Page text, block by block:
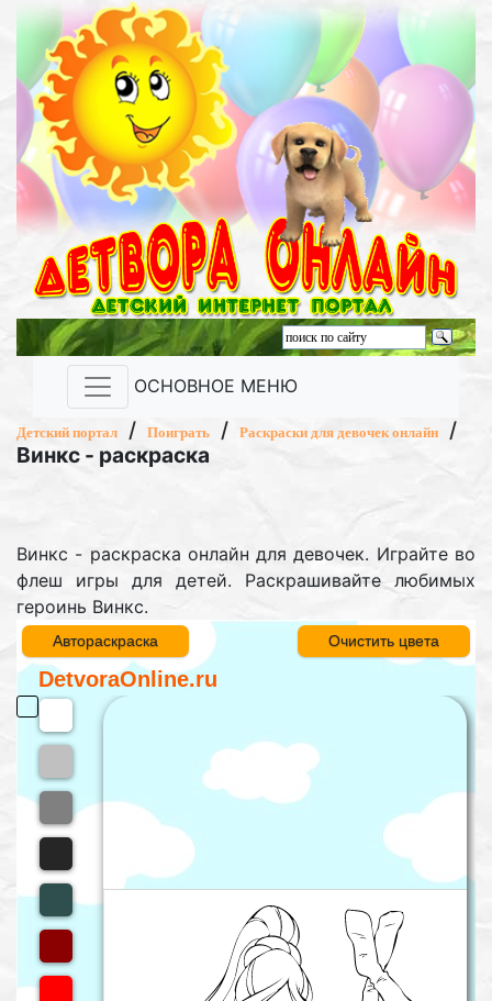
ОСНОВНОЕ МЕНЮ
Детский портал / Поиграть / Раскраски для девочек онлайн
/
Винкс - раскраска
Винкс - раскраска онлайн для девочек. Играйте во
флеш игры для детей. Раскрашивайте любимых
героинь Винкс.
Автораскраска Очистить цвета
DetvoraOnline.ru